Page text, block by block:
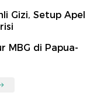
Gizi, Setup Apel
MBG di Papua-